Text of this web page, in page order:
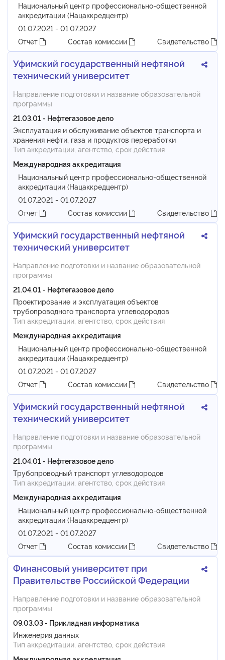
Национальный центр профессионально-общественной
аккредитации (Нацаккредцентр)
01.07.2021 - 01.07.2027
Отчет
Состав комиссии Свидетельство
Уфимский государственный нефтяной
технический университет
Направление подготовки и название образовательной
программы
21.03.01 - Нефтегазовое дело
Эксплуатация и обслуживание объектов транспорта и
хранения нефти, газа и продуктов переработки
Тип аккредитации, агентство, срок действия
Международная аккредитация
Национальный центр профессионально-общественной
аккредитации (Нацаккредцентр)
01.07.2021 - 01.07.2027
Отчет
Состав комиссии Свидетельство
Уфимский государственный нефтяной
технический университет
Направление подготовки и название образовательной
программы
21.04.01 - Нефтегазовое дело
Проектирование и эксплуатация объектов
трубопроводного транспорта углеводородов
Тип аккредитации, агентство, срок действия
Международная аккредитация
Национальный центр профессионально-общественной
аккредитации (Нацаккредцентр)
01.07.2021 - 01.07.2027
Отчет
Состав комиссии Свидетельство
Уфимский государственный нефтяной
технический университет
Направление подготовки и название образовательной
программы
21.04.01 - Нефтегазовое дело
Трубопроводный транспорт углеводородов
Тип аккредитации, агентство, срок действия
Международная аккредитация
Национальный центр профессионально-общественной
аккредитации (Нацаккредцентр)
01.07.2021 - 01.07.2027
Отчет
Состав комиссии Свидетельство
Финансовый университет при
Правительстве Российской Федерации
Направление подготовки и название образовательной
программы
09.03.03 - Прикладная информатика
Инженерия данных
Тип аккредитации, агентство, срок действия